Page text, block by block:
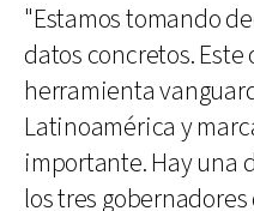
"Estamos tomando
datos concretos.
herramienta
Latinoamérica y
importante. Hay una
los tres